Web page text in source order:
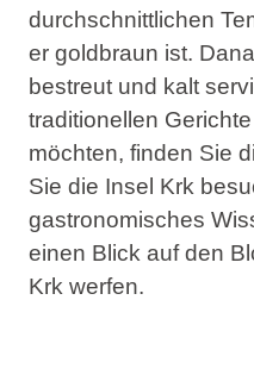
durchschnittlichen
er goldbraun ist.
bestreut und kalt
traditionellen
möchten, finden Sie
Sie die Insel Krk
gastronomisches
einen Blick auf den
Krk werfen.